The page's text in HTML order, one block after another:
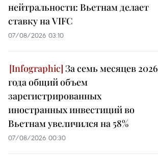
нейтральности: Вьетнам делает
ставку на VIFC
07/08/2026 03:10
За семь месяцев 2026
года общий объем
зарегистрированных
иностранных инвестиций во
Вьетнам увеличился на 58%
07/08/2026 00:30